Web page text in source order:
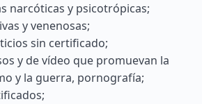
narcóticas y psicotrópicas;
y venenosas;
sin certificado;
y de vídeo que promuevan la
y la guerra, pornografía;